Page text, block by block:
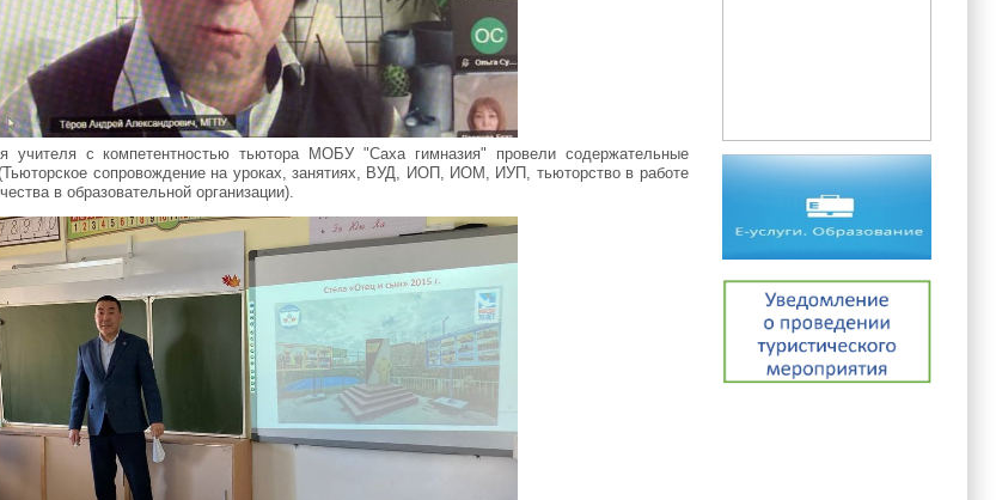
учителя с компетентностью тьютора МОБУ "Саха гимназия" провели содержательные
сопровождение на уроках, занятиях, ВУД, ИОП, ИОМ, ИУП, тьюторство в работе
в образовательной организации).